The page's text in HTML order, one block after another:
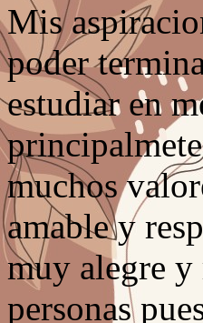
Mis
poder
estudiar en
muchos
amable y
muy alegre y
personas